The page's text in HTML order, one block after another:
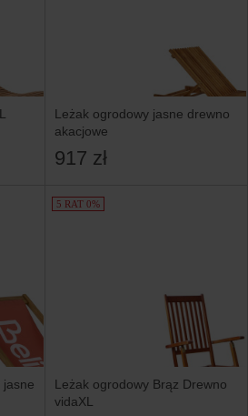
Leżak ogrodowy jasne drewno
akacjowe
917 zł
jasne
5 RAT 0%
Leżak ogrodowy Brąz Drewno
vidaXL